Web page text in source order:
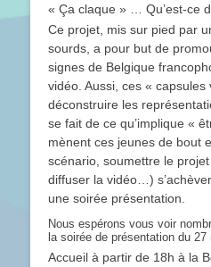
« Ça claque » … Qu’est-ce
Ce projet, mis sur pied par
sourds, a pour but de
signes de Belgique
vidéo. Aussi, ces «
déconstruire les
se fait de ce qu’implique «
mènent ces jeunes de bout
scénario, soumettre le
diffuser la vidéo…)
une soirée présentation.
Nous espérons vous voir
la soirée de présentation du
Accueil à partir de 18h à la